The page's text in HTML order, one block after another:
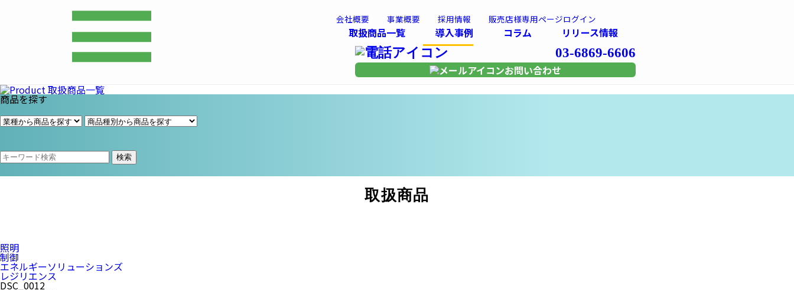
プライム・スター株式会社
会社概要 事業概要 採用情報 販売店様専用ページログイン
取扱商品一覧 導入事例 コラム リリース情報
03-6869-6606
お問い合わせ
商品を探す
検索
取扱商品
照明
制御
エネルギーソリューションズ
レジリエンス
DSC_0012